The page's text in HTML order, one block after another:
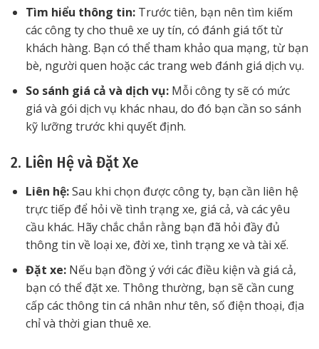
Tìm hiểu thông tin:Trước tiên, bạn nên tìm kiếm
các công ty cho thuê xe uy tín, có đánh giá tốt từ
khách hàng. Bạn có thể tham khảo qua mạng, từ bạn
bè, người quen hoặc các trang web đánh giá dịch vụ.
So sánh giá cả và dịch vụ:Mỗi công ty sẽ có mức
giá và gói dịch vụ khác nhau, do đó bạn cần so sánh
kỹ lưỡng trước khi quyết định.
2. Liên Hệ và Đặt Xe
Liên hệ:Sau khi chọn được công ty, bạn cần liên hệ
trực tiếp để hỏi về tình trạng xe, giá cả, và các yêu
cầu khác. Hãy chắc chắn rằng bạn đã hỏi đầy đủ
thông tin về loại xe, đời xe, tình trạng xe và tài xế.
Đặt xe:Nếu bạn đồng ý với các điều kiện và giá cả,
bạn có thể đặt xe. Thông thường, bạn sẽ cần cung
cấp các thông tin cá nhân như tên, số điện thoại, địa
chỉ và thời gian thuê xe.